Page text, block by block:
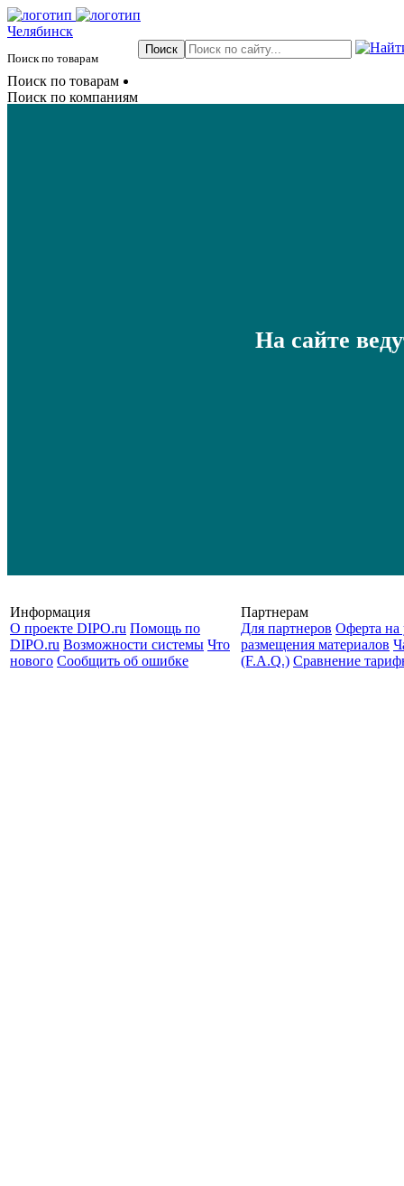
Челябинск
Поиск по товарам
Поиск по товарам
Поиск по компаниям
На сайте
Информация
О проекте DIPO.ru Помощь по
DIPO.ru Возможности системы Что
нового Сообщить об ошибке
Партнерам
Для партнеров Оферта на
размещения материалов
(F.A.Q.) Cравнение